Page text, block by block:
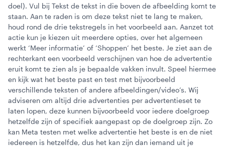
doel). Vul bij Tekst de tekst in die boven de afbeelding komt te
staan. Aan te raden is om deze tekst niet te lang te maken,
houd rond de drie tekstregels in het voorbeeld aan. Aanzet tot
actie kun je kiezen uit meerdere opties, over het algemeen
werkt ‘Meer informatie’ of ‘Shoppen’ het beste. Je ziet aan de
rechterkant een voorbeeld verschijnen van hoe de advertentie
eruit komt te zien als je bepaalde vakken invult. Speel hiermee
en kijk wat het beste past en test met bijvoorbeeld
verschillende teksten of andere afbeeldingen/video’s. Wij
adviseren om altijd drie advertenties per advertentieset te
laten lopen, deze kunnen bijvoorbeeld voor iedere doelgroep
hetzelfde zijn of specifiek aangepast op de doelgroep zijn. Zo
kan Meta testen met welke advertentie het beste is en de niet
iedereen is hetzelfde, dus het kan zijn dan iemand uit je